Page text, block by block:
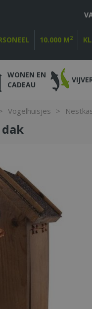
Vogelhuisjes >
10.000 M2
WONEN EN
CADEAU